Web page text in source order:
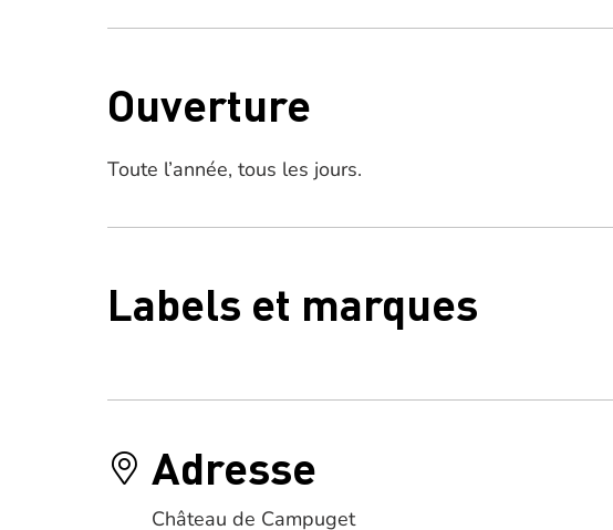
Ouverture
Toute l’année, tous les jours.
Labels et marques
Adresse
Château de Campuget